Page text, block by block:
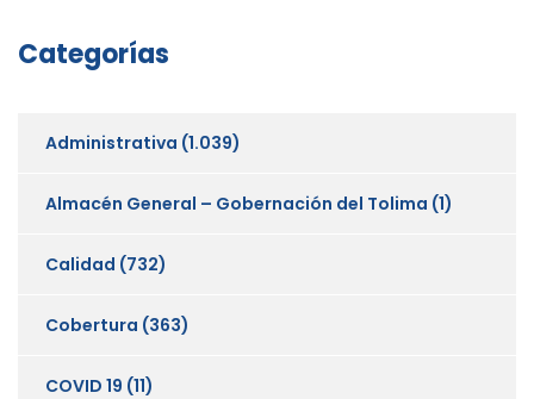
Categorías
Administrativa (1.039)
Almacén General – Gobernación del Tolima (1)
Calidad (732)
Cobertura (363)
COVID 19 (11)